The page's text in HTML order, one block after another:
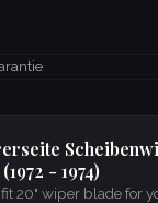
- 1974)
20" wiper blade for